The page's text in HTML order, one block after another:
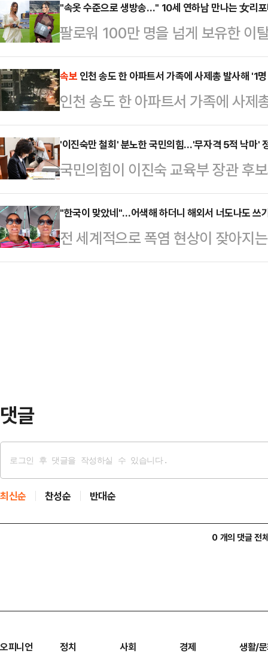
두에게 갑질하는 게 될 것"이라고
스북에 "요즘 많은 시민들과 만나
외교 정책에 대한 걱정, 국민의힘의
지만, 가장 많이 말씀하시는 것은
대한 분노였다"고 강조했다.앞서
자의 지명…
"속옷 수준으로 생방송…" 10세 연하남 만나는 女리
팔로워 100만 명을 넘게 보유한 이
나의 과한 노출 의상이 화제의 중
에 따르면 엘레오노라 인카르도나
스타디움에서 열린 PSG와 바이에
착용했다.공개된 사진에 따르면 인
트와 브라톱 차림(사진 왼쪽)으로
셜미디어(SNS)에 공유돼 화제를
태의 상의 차림은 과하…
속보 인천 송도 한 아파트서 가족에 사제총 발사해 '1
인천 송도 한 아파트서 가족에 사제
'이진숙만 철회' 분노한 국민의힘…'무자격 5적 낙마'
국민의힘이 이진숙 교육부 장관 후
에 분노하고 있다. 미국과의 관세협
와 수해복구를 위해 행정안전부 장
멈추지 않는 이재명 정부와 더불어
는 것이다. 이에 각종 의혹에 휩싸
"한국이 맞았네"…어색해 하더니 해외서 너도나도 쓰
전 세계적으로 폭염 현상이 잦아지
물로 여겨졌던 양산이 서구권에서
댓글
최신순 찬성순 반대순
0 개의 댓글 전
오피니언 정치 사회 경제 생활/